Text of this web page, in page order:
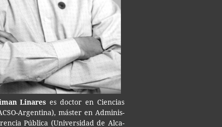
Linares es doc­tor en Cien­cias
​Argentina), más­ter en Admi­nis­
Públi­ca (Uni­ver­si­dad de Alca­